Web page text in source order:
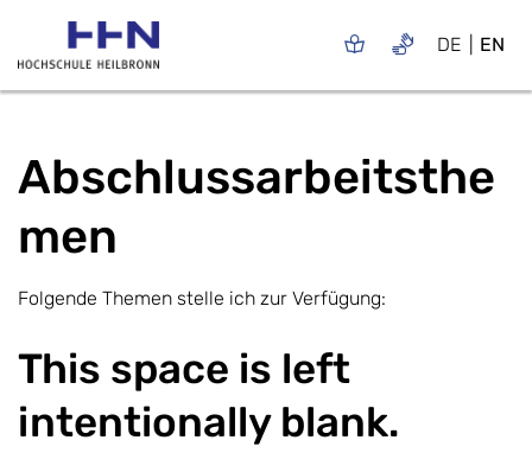
DE EN
Abschlussarbeitsthe
men
Folgende Themen stelle ich zur Verfügung:
This space is left
intentionally blank.